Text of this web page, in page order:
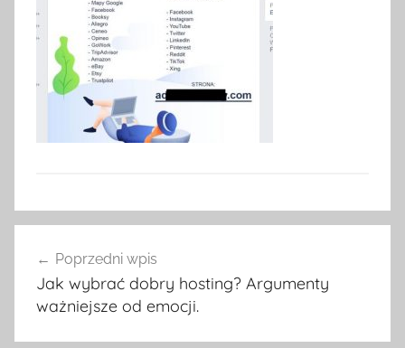
wpisu
Poprzedni wpis
Jak wybrać dobry hosting? Argumenty
ważniejsze od emocji.